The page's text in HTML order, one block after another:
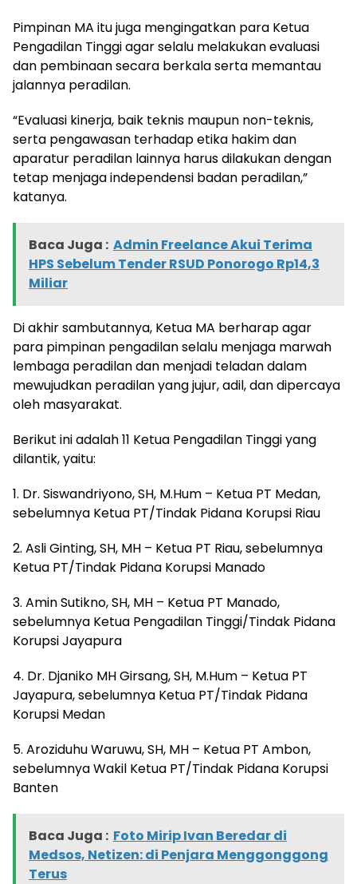
Pimpinan MA itu juga mengingatkan para Ketua
Pengadilan Tinggi agar selalu melakukan evaluasi
dan pembinaan secara berkala serta memantau
jalannya peradilan.
“Evaluasi kinerja, baik teknis maupun non-teknis,
serta pengawasan terhadap etika hakim dan
aparatur peradilan lainnya harus dilakukan dengan
tetap menjaga independensi badan peradilan,”
katanya.
Baca Juga : Admin Freelance Akui Terima
HPS Sebelum Tender RSUD Ponorogo Rp14,3
Miliar
Di akhir sambutannya, Ketua MA berharap agar
para pimpinan pengadilan selalu menjaga marwah
lembaga peradilan dan menjadi teladan dalam
mewujudkan peradilan yang jujur, adil, dan dipercaya
oleh masyarakat.
Berikut ini adalah 11 Ketua Pengadilan Tinggi yang
dilantik, yaitu:
1. Dr. Siswandriyono, SH, M.Hum – Ketua PT Medan,
sebelumnya Ketua PT/Tindak Pidana Korupsi Riau
2. Asli Ginting, SH, MH – Ketua PT Riau, sebelumnya
Ketua PT/Tindak Pidana Korupsi Manado
3. Amin Sutikno, SH, MH – Ketua PT Manado,
sebelumnya Ketua Pengadilan Tinggi/Tindak Pidana
Korupsi Jayapura
4. Dr. Djaniko MH Girsang, SH, M.Hum – Ketua PT
Jayapura, sebelumnya Ketua PT/Tindak Pidana
Korupsi Medan
5. Aroziduhu Waruwu, SH, MH – Ketua PT Ambon,
sebelumnya Wakil Ketua PT/Tindak Pidana Korupsi
Banten
Baca Juga : Foto Mirip Ivan Beredar di
Medsos, Netizen: di Penjara Menggonggong
Terus